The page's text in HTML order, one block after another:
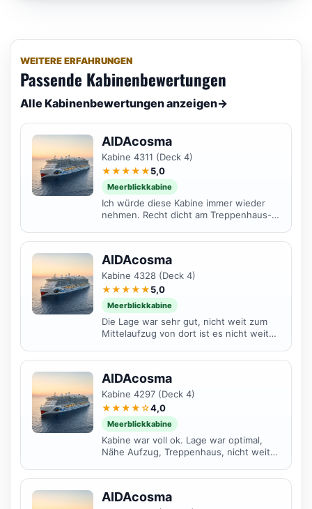
WEITERE ERFAHRUNGEN
Passende Kabinenbewertungen
Alle Kabinenbewertungen anzeigen→
AIDAcosma
Kabine 4311 (Deck 4)
★★★★★5,0
Meerblickkabine
Ich würde diese Kabine immer wieder
nehmen. Recht dicht am Treppenhaus-
leichtes Brummen...
AIDAcosma
Kabine 4328 (Deck 4)
★★★★★5,0
Meerblickkabine
Die Lage war sehr gut, nicht weit zum
Mittelaufzug von dort ist es nicht weit
Die Kabine hat...
AIDAcosma
Kabine 4297 (Deck 4)
★★★★☆4,0
Meerblickkabine
Kabine war voll ok. Lage war optimal,
Nähe Aufzug, Treppenhaus, nicht weit
störenden Geräusche...
AIDAcosma